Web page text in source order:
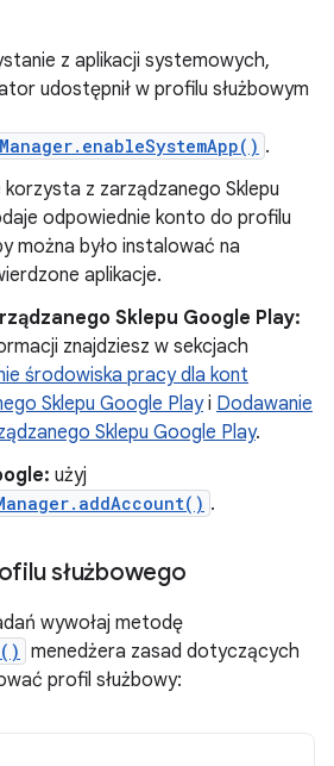
z aplikacji systemowych,
udostępnił w profilu służbowym
.
korzysta z zarządzanego Sklepu
odpowiednie konto do profilu
można było instalować na
aplikacje.
Sklepu Google Play:
znajdziesz w sekcjach
środowiska pracy dla kont
Sklepu Google Playi Dodawanie
Sklepu Google Play.
użyj
.
służbowego
wywołaj metodę
menedżera zasad dotyczących
profil służbowy: